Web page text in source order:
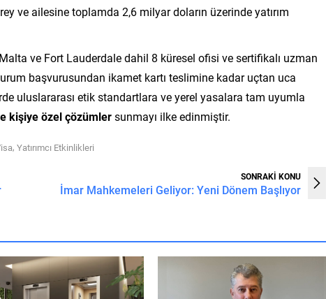
ve ailesine toplamda 2,6 milyar doların üzerinde yatırım
ve Fort Lauderdale dahil 8 küresel ofisi ve sertifikalı uzman
başvurusundan ikamet kartı teslimine kadar uçtan uca
uluslararası etik standartlara ve yerel yasalara tam uyumla
kişiye özel çözümlersunmayı ilke edinmiştir.
, Yatırımcı Etkinlikleri
SONRAKİ KONU
İmar Mahkemeleri Geliyor: Yeni Dönem Başlıyor